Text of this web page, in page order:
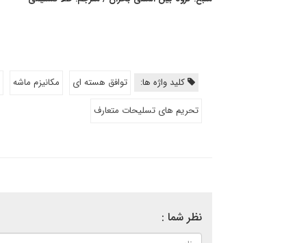
کلید واژه ها: توافق هسته ای مکانیزم ماشه
تحریم های تسلیحات متعارف
نظر شما :